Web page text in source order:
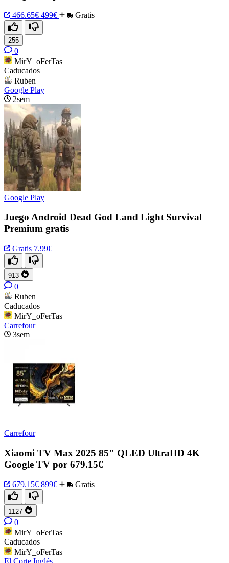
466.65€ 499€ Gratis
255
0
MirY_oFerTas
Caducados
Ruben
Google Play
2sem
Google Play
Juego Android Dead God Land Light Survival
Premium gratis
Gratis 7.99€
913
0
Ruben
Caducados
MirY_oFerTas
Carrefour
3sem
Carrefour
Xiaomi TV Max 2025 85" QLED UltraHD 4K
Google TV por 679.15€
679.15€ 899€ Gratis
1127
0
MirY_oFerTas
Caducados
MirY_oFerTas
El Corte Inglés